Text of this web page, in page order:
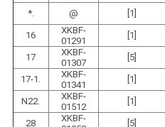
*.
@ [1]
16
XKBF-
01291
[1]
17
XKBF-
01307
[5]
17-1.
XKBF-
01341
[1]
N22.
XKBF-
01512
[1]
28
XKBF-
[5]